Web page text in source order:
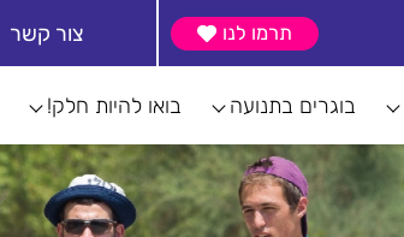
תרמו לנו צור קשר
בוגרים בתנועה בואו להיות חלק!